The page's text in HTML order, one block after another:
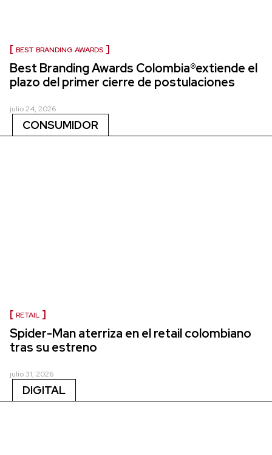
BEST BRANDING AWARDS
Best Branding Awards Colombia®extiende el
plazo del primer cierre de postulaciones
julio 24, 2026
CONSUMIDOR
RETAIL
Spider-Man aterriza en el retail colombiano
tras su estreno
julio 31, 2026
DIGITAL